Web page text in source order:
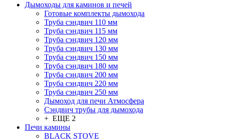
Дымоходы для каминов и печей
Готовые комплекты дымохода
Труба сэндвич 110 мм
Труба сэндвич 115 мм
Труба сэндвич 120 мм
Труба сэндвич 130 мм
Труба сэндвич 150 мм
Труба сэндвич 180 мм
Труба сэндвич 200 мм
Труба сэндвич 220 мм
Труба сэндвич 250 мм
Дымоход для печи Атмосфера
Сэндвич трубы для дымохода
+ ЕЩЕ 2
Печи камины
BLACK STOVE